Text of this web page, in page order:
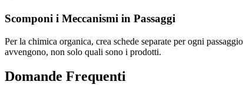
Scomponi i Meccanismi in Passaggi
Per la chimica organica, crea schede separate per ogni
avvengono, non solo quali sono i prodotti.
Domande Frequenti